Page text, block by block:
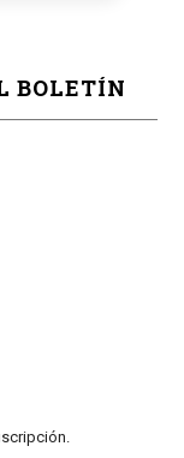
BOLETÍN